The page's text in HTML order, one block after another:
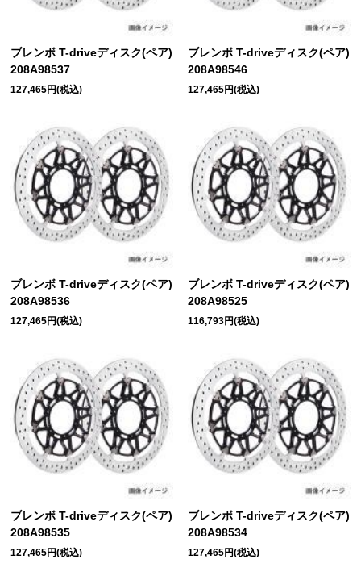
ブレンボ T-driveディスク(ペア)
208A98537
127,465円(税込)
ブレンボ T-driveディスク(ペア)
208A98546
127,465円(税込)
ブレンボ T-driveディスク(ペア)
208A98536
127,465円(税込)
ブレンボ T-driveディスク(ペア)
208A98525
116,793円(税込)
ブレンボ T-driveディスク(ペア)
208A98535
127,465円(税込)
ブレンボ T-driveディスク(ペア)
208A98534
127,465円(税込)